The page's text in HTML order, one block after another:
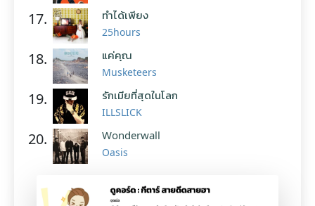
17. ทำได้เพียง
25hours
18. แค่คุณ
Musketeers
19. รักเมียที่สุดในโลก
ILLSLICK
20. Wonderwall
Oasis